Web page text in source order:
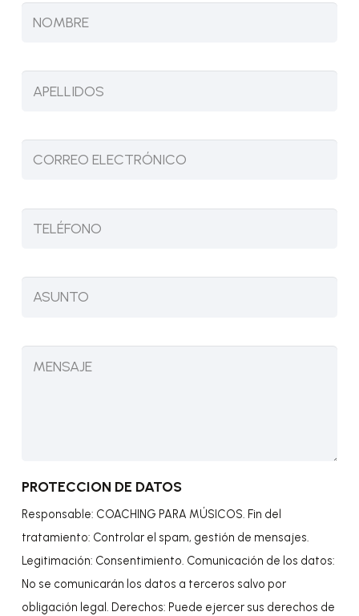
PROTECCION DE DATOS
Responsable: COACHING PARA MÚSICOS. Fin del
tratamiento: Controlar el spam, gestión de mensajes.
Legitimación: Consentimiento. Comunicación de los datos:
No se comunicarán los datos a terceros salvo por
obligación legal. Derechos: Puede ejercer sus derechos de